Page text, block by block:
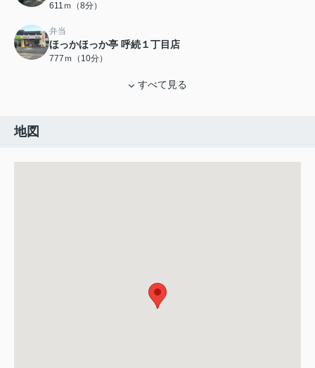
611ｍ（8分）
弁当
ほっかほっか亭 呼続１丁目店
777ｍ（10分）
すべて見る
地図